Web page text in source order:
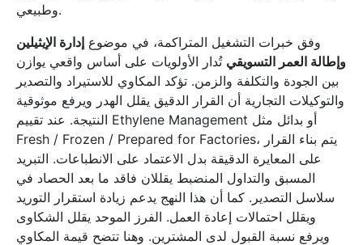
وطبيعي.
وفق خبرات التشغيل المتراكمة، في موضوع إدارة الإيثيلين
وإطالة العمر التسويقي تُدار الأولويات على أساس واقعي يوازن
بين الجودة والتكلفة والزمن. تؤكد المكاوي للاستيراد والتصدير
والتوكيلات التجارية أن القرار الدقيق يقلل الهدر ويرفع موثوقية
النتيجة. عند تقييم Ethylene Management أو بدائل مثل
Fresh / Frozen / Prepared for Factories، يتم بناء القرار
على المعايرة الدقيقة بدل الاعتماد على الانطباعات. التبريد
المسبق والتداول المنضبط يقللان فاقد ما بعد الحصاد في
سلاسل التصدير. كما أن هذا النهج يدعم زيادة استقرار التوريد
ويقلل احتمالات إعادة العمل. الفرز الموحد يقلل الشكاوى
ويرفع نسبة القبول لدى المشترين. وهنا تتضح قيمة المكاوي